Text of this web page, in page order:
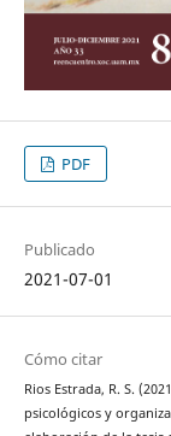
PDF
Publicado
2021-07-01
Cómo citar
Rios Estrada, R. S.
psicológicos y